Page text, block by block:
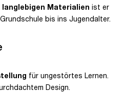
Materialien ist er
bis ins Jugendalter.
für ungestörtes Lernen.
Design.